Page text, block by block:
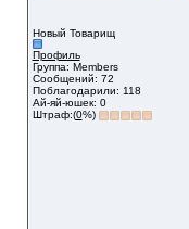
Новый Товарищ
Профиль
Группа: Members
Сообщений: 72
Поблагодарили: 118
Ай-яй-юшек: 0
Штраф:(0%)